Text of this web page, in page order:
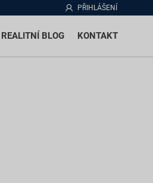
PŘIHLÁŠENÍ
REALITNÍ BLOG KONTAKT